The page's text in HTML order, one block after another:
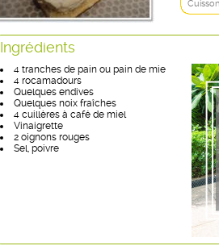
Ingrédients
4 tranches de pain ou pain de mie
4 rocamadours
Quelques endives
Quelques noix fraîches
4 cuillères à café de miel
Vinaigrette
2 oignons rouges
Sel, poivre